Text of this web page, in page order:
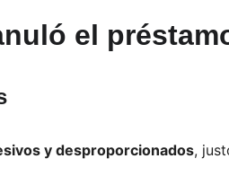
el
y desproporcionados,